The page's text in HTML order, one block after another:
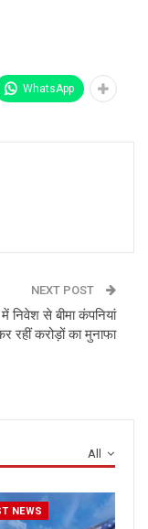
WhatsApp
NEXT POST
निवेश से बीमा कंपनियां
रहीं करोड़ों का मुनाफा
All
NEWS